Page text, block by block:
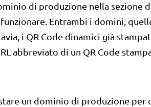
di produzione nella sezione
Entrambi i domini,
i QR Code dinamici già
abbreviato di un QR Code
un dominio di produzione per